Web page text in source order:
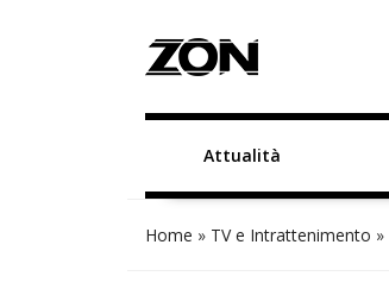
Attualità
Home » TV e Intrattenimento »